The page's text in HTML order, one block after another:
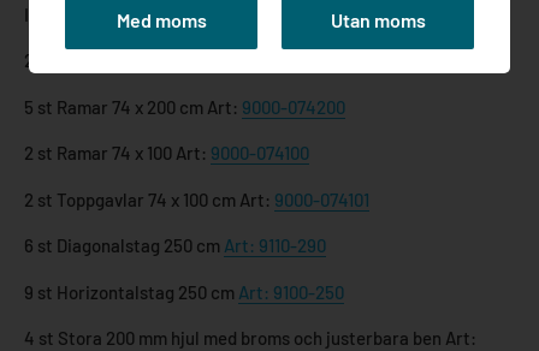
I paketet ingår:
2 st Plattform med lucka 60 x 250 cm Art:
5 st Ramar 74 x 200 cm Art: 9000-074200
2 st Ramar 74 x 100 Art: 9000-074100
2 st Toppgavlar 74 x 100 cm Art: 9000-074101
6 st Diagonalstag 250 cm Art: 9110-290
9 st Horizontalstag 250 cm Art: 9100-250
4 st Stora 200 mm hjul med broms och justerbara ben Art:
Med moms Utan moms